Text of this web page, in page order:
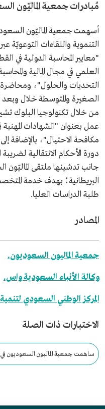
مُبادرات جمعية الماليّون
أسهمت جمعية الماليّون
التنموية واللقاءات التوعويّة
"معايير المحاسبة الدولية في
العلمي في مجال المالية
التحديات والحلول"، ومحاضرة
الصغيرة والمتوسطة خلال وبعد
من خلال تكنولوجيا البلوك
عمل بعنوان "الشهادات
مكافحة الاحتيال"، بالإضافة
دورة الأحكام الانتقالية لضريبة
جانب تدشينها ملتقى
البريطانية؛ بهدف خدمة
طلبة الدراسات العليا.
المصادر
جمعية الماليون السعوديون.
وكالة الأنباء السعودية واس.
المركز الوطني السعودي
الاختبارات ذات الصلة
ساهمت جمعية الماليون السعوديون